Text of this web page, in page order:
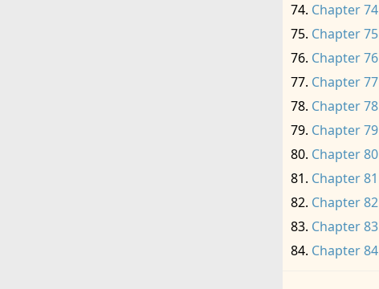
Chapter 74
Chapter 75
Chapter 76
Chapter 77
Chapter 78
Chapter 79
Chapter 80
Chapter 81
Chapter 82
Chapter 83
Chapter 84